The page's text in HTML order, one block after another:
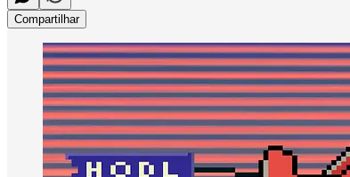
Compartilhar